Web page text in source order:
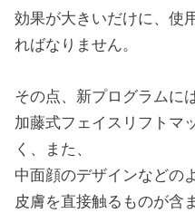
効果が大きいだけに、使
ればなりません。
その点、新プログラムに
加藤式フェイスリフトマ
く、また、
中面顔のデザインなどの
皮膚を直接触るものが含